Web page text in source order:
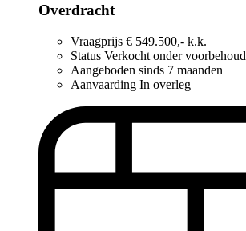
Overdracht
Vraagprijs € 549.500,- k.k.
Status Verkocht onder voorbehoud
Aangeboden sinds 7 maanden
Aanvaarding In overleg